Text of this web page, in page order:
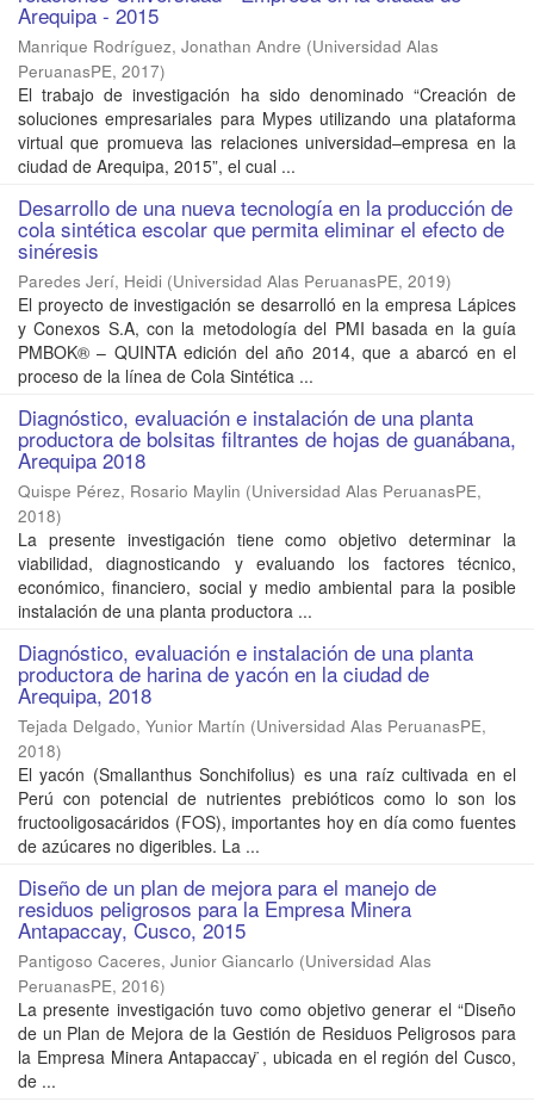
Arequipa - 2015
Manrique Rodríguez, Jonathan Andre (Universidad Alas
PeruanasPE, 2017)
El trabajo de investigación ha sido denominado “Creación de
soluciones empresariales para Mypes utilizando una plataforma
virtual que promueva las relaciones universidad–empresa en la
ciudad de Arequipa, 2015”, el cual ...
Desarrollo de una nueva tecnología en la producción de
cola sintética escolar que permita eliminar el efecto de
sinéresis
Paredes Jerí, Heidi (Universidad Alas PeruanasPE, 2019)
El proyecto de investigación se desarrolló en la empresa Lápices
y Conexos S.A, con la metodología del PMI basada en la guía
PMBOK® – QUINTA edición del año 2014, que a abarcó en el
proceso de la línea de Cola Sintética ...
Diagnóstico, evaluación e instalación de una planta
productora de bolsitas filtrantes de hojas de guanábana,
Arequipa 2018
Quispe Pérez, Rosario Maylin (Universidad Alas PeruanasPE,
2018)
La presente investigación tiene como objetivo determinar la
viabilidad, diagnosticando y evaluando los factores técnico,
económico, financiero, social y medio ambiental para la posible
instalación de una planta productora ...
Diagnóstico, evaluación e instalación de una planta
productora de harina de yacón en la ciudad de
Arequipa, 2018
Tejada Delgado, Yunior Martín (Universidad Alas PeruanasPE,
2018)
El yacón (Smallanthus Sonchifolius) es una raíz cultivada en el
Perú con potencial de nutrientes prebióticos como lo son los
fructooligosacáridos (FOS), importantes hoy en día como fuentes
de azúcares no digeribles. La ...
Diseño de un plan de mejora para el manejo de
residuos peligrosos para la Empresa Minera
Antapaccay, Cusco, 2015
Pantigoso Caceres, Junior Giancarlo (Universidad Alas
PeruanasPE, 2016)
La presente investigación tuvo como objetivo generar el “Diseño
de un Plan de Mejora de la Gestión de Residuos Peligrosos para
la Empresa Minera Antapaccay ̈, ubicada en el región del Cusco,
de ...